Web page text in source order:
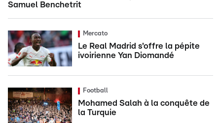
Samuel Benchetrit
Mercato
Le Real Madrid s'offre la pépite
ivoirienne Yan Diomandé
Football
Mohamed Salah à la conquête de
la Turquie